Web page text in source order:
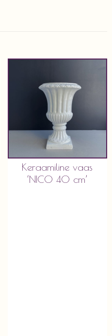
Keraamiline vaas
‘NICO 40 cm’